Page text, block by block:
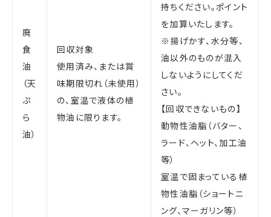
廃
食
油
（天
ぷ
ら
油）
回収対象
使用済み、または賞
味期限切れ（未使用）
の、室温で液体の植
物油に限ります。
持ちください。ポイント
を加算いたします。
※揚げかす、水分等、
油以外のものが混入
しないようにしてくだ
さい。
【回収できないもの】
動物性油脂（バター、
ラード、ヘット、加工油
等）
室温で固まっている植
物性油脂（ショートニ
ング、マーガリン等）